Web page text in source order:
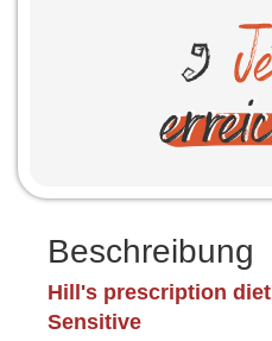
Beschreibung
Hill's prescription diet
Sensitive